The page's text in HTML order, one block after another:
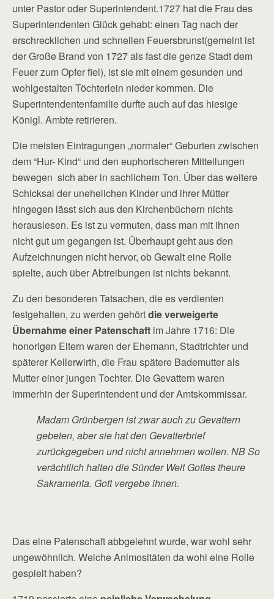
unter Pastor oder Superintendent.1727 hat die Frau des
Superintendenten Glück gehabt: einen Tag nach der
erschrecklichen und schnellen Feuersbrunst(gemeint ist
der Große Brand von 1727 als fast die genze Stadt dem
Feuer zum Opfer fiel), ist sie mit einem gesunden und
wohlgestalten Töchterlein nieder kommen. Die
Superintendentenfamilie durfte auch auf das hiesige
Königl. Ambte retirieren.
Die meisten Eintragungen „normaler“ Geburten zwischen
dem “Hur- Kind“ und den euphorischeren Mitteilungen
bewegen sich aber in sachlichem Ton. Über das weitere
Schicksal der unehelichen Kinder und ihrer Mütter
hingegen lässt sich aus den Kirchenbüchern nichts
herauslesen. Es ist zu vermuten, dass man mit ihnen
nicht gut um gegangen ist. Überhaupt geht aus den
Aufzeichnungen nicht hervor, ob Gewalt eine Rolle
spielte, auch über Abtreibungen ist nichts bekannt.
Zu den besonderen Tatsachen, die es verdienten
festgehalten, zu werden gehörtdie verweigerte
Übernahme einer Patenschaft im Jahre 1716: Die
honorigen Eltern waren der Ehemann, Stadtrichter und
späterer Kellerwirth, die Frau spätere Bademutter als
Mutter einer jungen Tochter. Die Gevattern waren
immerhin der Superintendent und der Amtskommissar.
Madam Grünbergen ist zwar auch zu Gevattern
gebeten, aber sie hat den Gevatterbrief
zurückgegeben und nicht annehmen wollen. NB So
verächtlich halten die Sünder Welt Gottes theure
Sakramenta. Gott vergebe ihnen.
Das eine Patenschaft abbgelehnt wurde, war wohl sehr
ungewöhnlich. Welche Animositäten da wohl eine Rolle
gespielt haben?